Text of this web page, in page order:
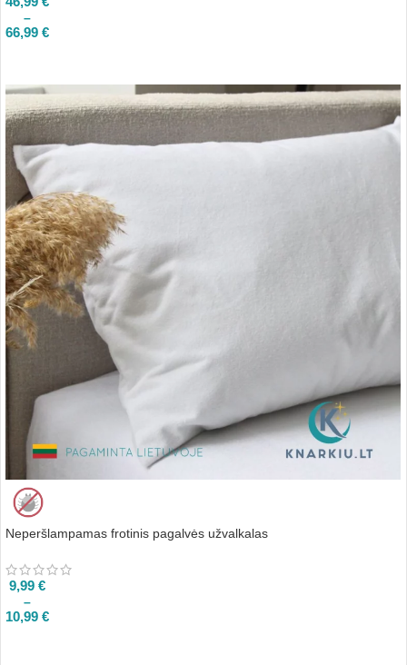
–
66,99 €
Neperšlampamas frotinis pagalvės užvalkalas
9,99 €
–
10,99 €